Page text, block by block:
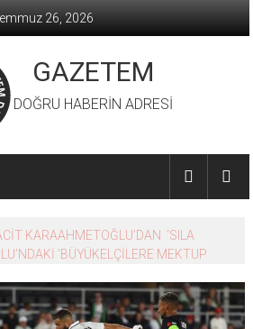
26, 2026
GAZETEM
DOĞRU HABERİN ADRESİ
KARAAHMETOĞLU’DAN ‘SILA
’BÜYÜKELÇİLERE MEKTUP